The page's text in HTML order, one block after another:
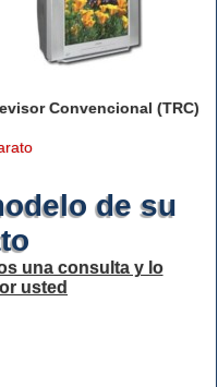
Convencional (TRC)
de su
una consulta y lo
usted